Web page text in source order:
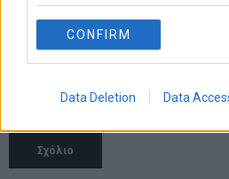
CONFIRM
Data Deletion Data
Αποθήκευσε το όνομά μου, email, και